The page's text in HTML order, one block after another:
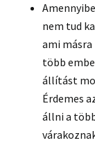
nem tud
ami másra
több
állítást
Érdemes
állni a